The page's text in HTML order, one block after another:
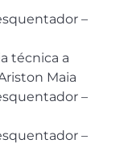
–
técnica a
Maia
–
–